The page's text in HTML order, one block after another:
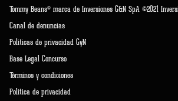
Tommy Beans® marca de Inversiones G&N SpA ©2021
Canal de denuncias
Políticas de privacidad GyN
Base Legal Concurso
Términos y condiciones
Política de privacidad